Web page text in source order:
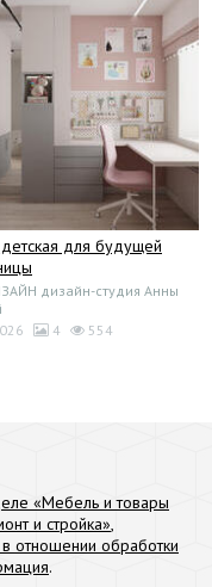
для будущей
дизайн-студия Анны
4 554
«Мебель и товары
и стройка»,
в отношении обработки
.